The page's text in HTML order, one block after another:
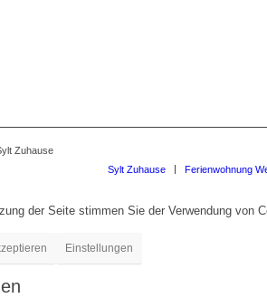
Zuhause
Sylt Zuhause
Ferienwohnung
der Seite stimmen Sie der Verwendung von
Einstellungen